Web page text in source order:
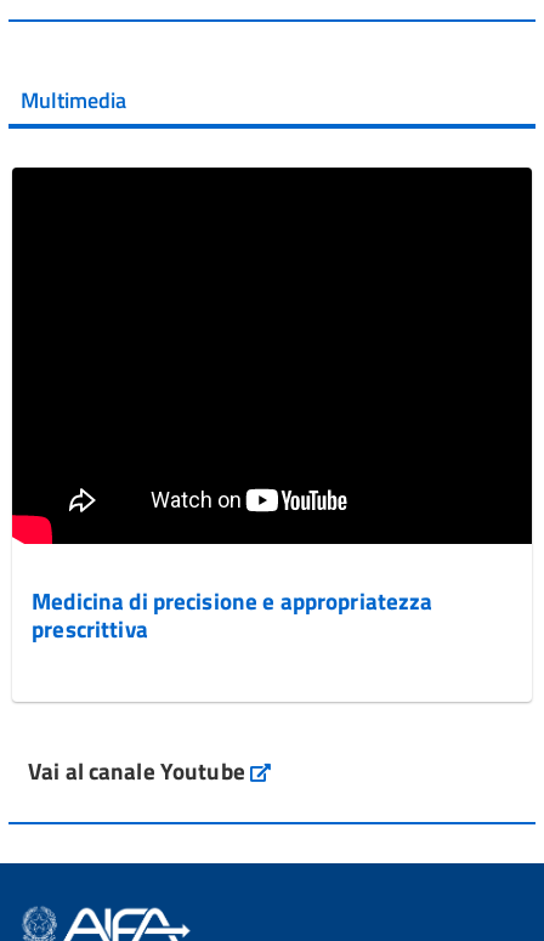
Vai al post →
Multimedia
Medicina di precisione e appropriatezza
prescrittiva
Vai al canale Youtube